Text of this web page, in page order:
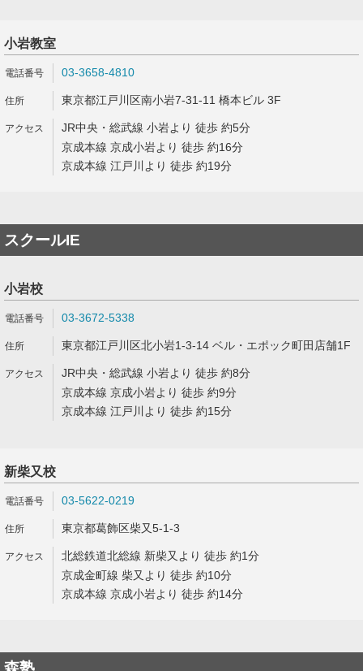
小岩教室
03-3658-4810
東京都江戸川区南小岩7-31-11 橋本ビル 3F
JR中央・総武線 小岩より 徒歩 約5分
京成本線 京成小岩より 徒歩 約16分
京成本線 江戸川より 徒歩 約19分
スクールIE
小岩校
03-3672-5338
東京都江戸川区北小岩1-3-14 ベル・エポック町田店舗1F
JR中央・総武線 小岩より 徒歩 約8分
京成本線 京成小岩より 徒歩 約9分
京成本線 江戸川より 徒歩 約15分
新柴又校
03-5622-0219
東京都葛飾区柴又5-1-3
北総鉄道北総線 新柴又より 徒歩 約1分
京成金町線 柴又より 徒歩 約10分
京成本線 京成小岩より 徒歩 約14分